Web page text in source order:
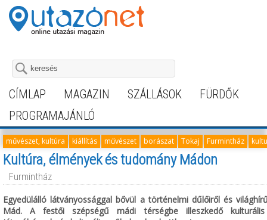
CÍMLAP MAGAZIN SZÁLLÁSOK
FÜRDŐK
PROGRAMAJÁNLÓ
művészet, kultúra kiállítás művészet borászat Tokaj Furmintház
Kultúra, élmények és tudomány Mádon
Furmintház
Egyedülálló látványossággal bővül a történelmi dűlőiről és
Mád. A festői szépségű mádi térségbe illeszkedő kulturális